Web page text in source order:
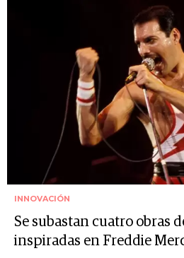
INNOVACIÓN
Se subastan cuatro obras
inspiradas en Freddie